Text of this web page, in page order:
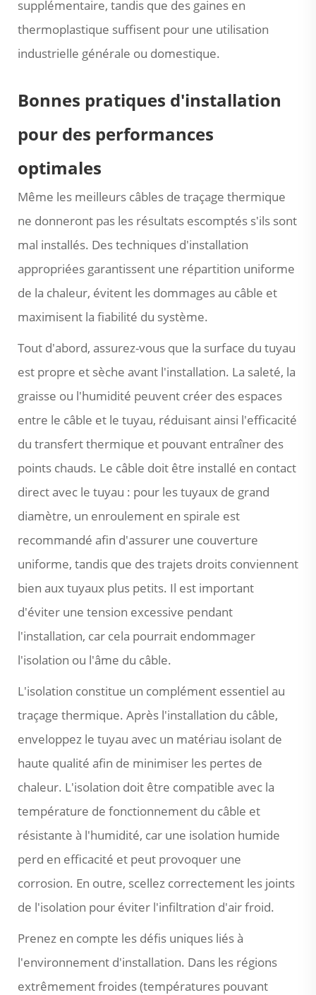
supplémentaire, tandis que des gaines en
thermoplastique suffisent pour une utilisation
industrielle générale ou domestique.
Bonnes pratiques d'installation
pour des performances
optimales
Même les meilleurs câbles de traçage thermique
ne donneront pas les résultats escomptés s'ils sont
mal installés. Des techniques d'installation
appropriées garantissent une répartition uniforme
de la chaleur, évitent les dommages au câble et
maximisent la fiabilité du système.
Tout d'abord, assurez-vous que la surface du tuyau
est propre et sèche avant l'installation. La saleté, la
graisse ou l'humidité peuvent créer des espaces
entre le câble et le tuyau, réduisant ainsi l'efficacité
du transfert thermique et pouvant entraîner des
points chauds. Le câble doit être installé en contact
direct avec le tuyau : pour les tuyaux de grand
diamètre, un enroulement en spirale est
recommandé afin d'assurer une couverture
uniforme, tandis que des trajets droits conviennent
bien aux tuyaux plus petits. Il est important
d'éviter une tension excessive pendant
l'installation, car cela pourrait endommager
l'isolation ou l'âme du câble.
L'isolation constitue un complément essentiel au
traçage thermique. Après l'installation du câble,
enveloppez le tuyau avec un matériau isolant de
haute qualité afin de minimiser les pertes de
chaleur. L'isolation doit être compatible avec la
température de fonctionnement du câble et
résistante à l'humidité, car une isolation humide
perd en efficacité et peut provoquer une
corrosion. En outre, scellez correctement les joints
de l'isolation pour éviter l'infiltration d'air froid.
Prenez en compte les défis uniques liés à
l'environnement d'installation. Dans les régions
extrêmement froides (températures pouvant